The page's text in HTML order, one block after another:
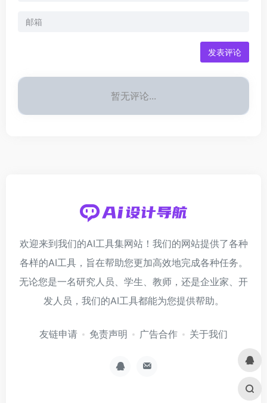
发表评论
暂无评论...
欢迎来到我们的AI工具集网站！我们的网站提供了各种
各样的AI工具，旨在帮助您更加高效地完成各种任务。
无论您是一名研究人员、学生、教师，还是企业家、开
发人员，我们的AI工具都能为您提供帮助。
友链申请 免责声明 广告合作 关于我们